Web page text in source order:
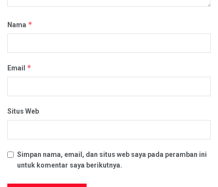
Nama *
Email *
Situs Web
Simpan nama, email, dan situs web saya pada peramban ini
untuk komentar saya berikutnya.